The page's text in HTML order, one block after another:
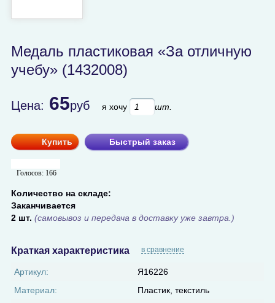
Медаль пластиковая «За отличную
учебу» (1432008)
Цена: 65руб я хочу шт.
Купить Быстрый заказ
Голосов: 166
Количество на складе:
Заканчивается
2 шт. (самовывоз и передача в доставку уже завтра.)
Краткая характеристика в сравнение
Артикул:
Я16226
Материал:
Пластик, текстиль